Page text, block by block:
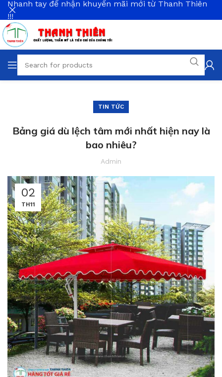
TIN TỨC
Bảng giá dù lệch tâm mới nhất hiện nay là
bao nhiêu?
Admin
02
TH11
Nhanh tay để nhận khuyến mãi mới từ Thanh Thiên
!!!